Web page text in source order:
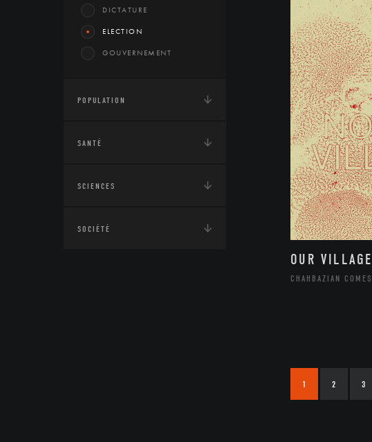
DICTATURE
ELECTION
GOUVERNEMENT
POPULATION
SANTÉ
SCIENCES
SOCIÉTÉ
OUR VILLAGE
CHAHBAZIAN COMES
1 2 3